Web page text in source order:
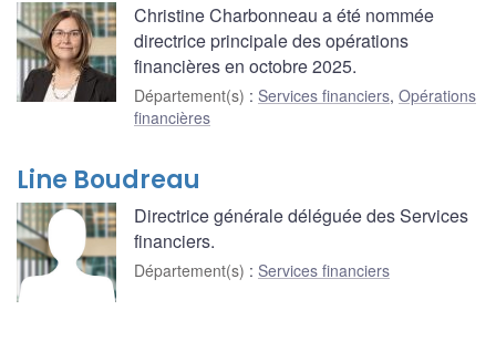
Christine Charbonneau a été nommée
directrice principale des opérations
financières en octobre 2025.
Département(s) : Services financiers, Opérations
financières
Line Boudreau
Directrice générale déléguée des Services
financiers.
Département(s) : Services financiers